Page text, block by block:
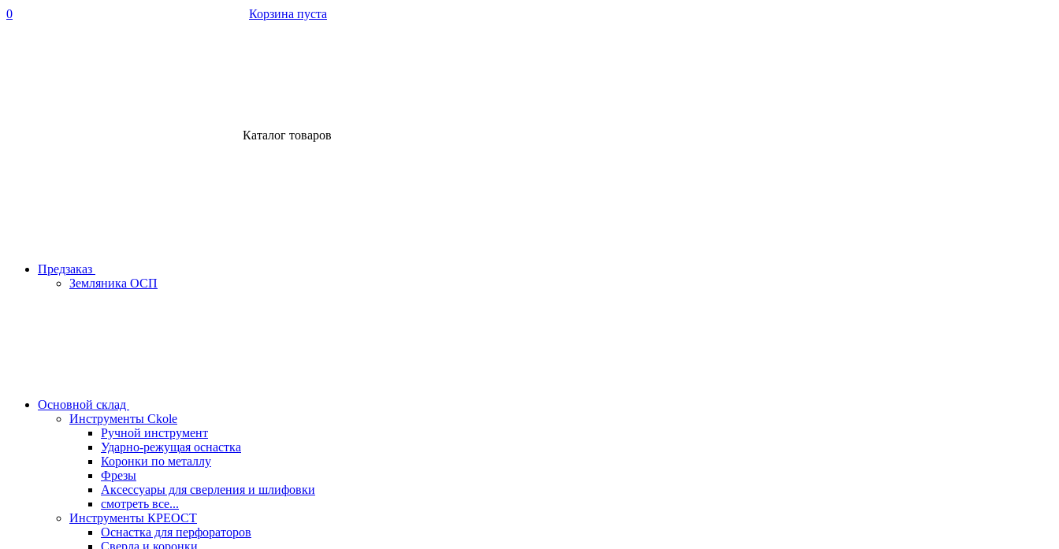
0 Корзина пуста
Каталог товаров
Предзаказ
Земляника ОСП
Основной склад
Инструменты Ckole
Ручной инструмент
Ударно‑режущая оснастка
Коронки по металлу
Фрезы
Аксессуары для сверления и шлифовки
смотреть все...
Инструменты КРЕОСТ
Оснастка для перфораторов
Сверла и коронки